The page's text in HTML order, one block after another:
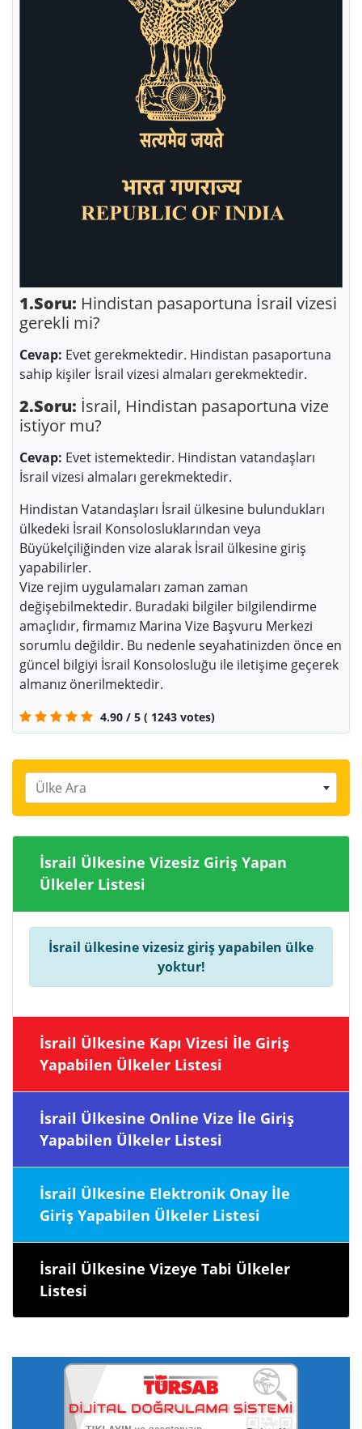
1.Soru: Hindistan pasaportuna İsrail vizesi
gerekli mi?
Cevap: Evet gerekmektedir. Hindistan pasaportuna
sahip kişiler İsrail vizesi almaları gerekmektedir.
2.Soru: İsrail, Hindistan pasaportuna vize
istiyor mu?
Cevap: Evet istemektedir. Hindistan vatandaşları
İsrail vizesi almaları gerekmektedir.
Hindistan Vatandaşları İsrail ülkesine bulundukları
ülkedeki İsrail Konsolosluklarından veya
Büyükelçiliğinden vize alarak İsrail ülkesine giriş
yapabilirler.
Vize rejim uygulamaları zaman zaman
değişebilmektedir. Buradaki bilgiler bilgilendirme
amaçlıdır, firmamız Marina Vize Başvuru Merkezi
sorumlu değildir. Bu nedenle seyahatinizden önce en
güncel bilgiyi İsrail Konsolosluğu ile iletişime geçerek
almanız önerilmektedir.
4.90 / 5 ( 1243 votes)
Ülke Ara
İsrail Ülkesine Vizesiz Giriş Yapan
Ülkeler Listesi
İsrail ülkesine vizesiz giriş yapabilen ülke
yoktur!
İsrail Ülkesine Kapı Vizesi İle Giriş
Yapabilen Ülkeler Listesi
İsrail Ülkesine Online Vize İle Giriş
Yapabilen Ülkeler Listesi
İsrail Ülkesine Elektronik Onay İle
Giriş Yapabilen Ülkeler Listesi
İsrail Ülkesine Vizeye Tabi Ülkeler
Listesi